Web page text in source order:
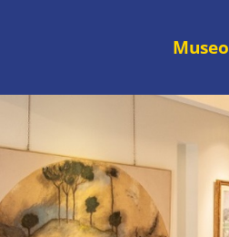
Museo